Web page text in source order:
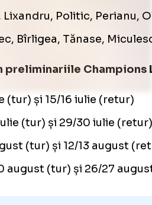
Lixandru, Politic, Perianu,
Bîrligea, Tănase,
preliminariile Champions
(tur) și 15/16 iulie (retur)
(tur) și 29/30 iulie (retur)
(tur) și 12/13 august
august (tur) și 26/27